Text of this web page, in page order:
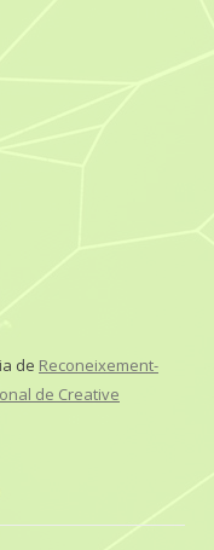
de Reconeixement-
de Creative